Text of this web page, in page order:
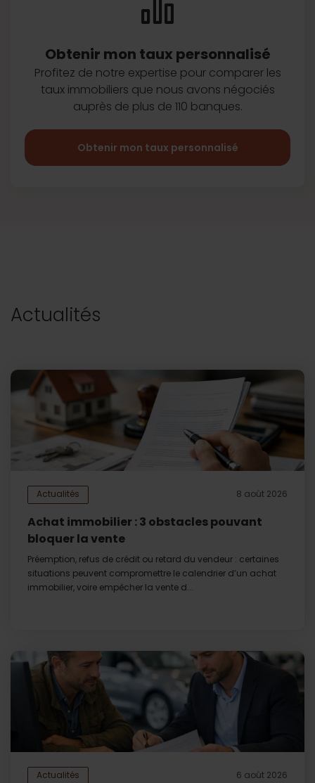
Obtenir mon taux personnalisé
Profitez de notre expertise pour comparer les
taux immobiliers que nous avons négociés
auprès de plus de 110 banques.
Obtenir mon taux personnalisé
Actualités
Actualités 8 août 2026
Achat immobilier : 3 obstacles pouvant
bloquer la vente
Préemption, refus de crédit ou retard du vendeur : certaines
situations peuvent compromettre le calendrier d’un achat
immobilier, voire empêcher la vente d...
Actualités 6 août 2026